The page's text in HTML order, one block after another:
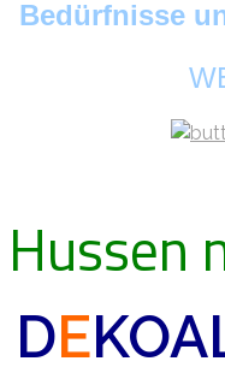
Bedürfnisse
Hussen
DE